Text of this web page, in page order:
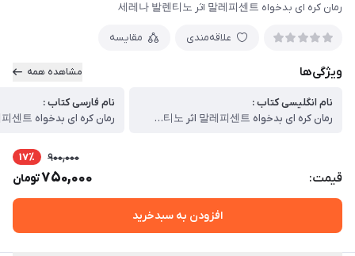
رمان کره ای بدخواه 말레피센트 اثر 세레나 발렌티노
علاقه‌مندی مقایسه
ویژگی‌ها مشاهده همه
نام انگلیسی کتاب :
رمان کره ای بدخواه 말레피센트 اثر 세레나 발렌티노
نام فارسی کتاب :
قیمت:
900,000 17٪
750,000تومان
افزودن به سبدخرید